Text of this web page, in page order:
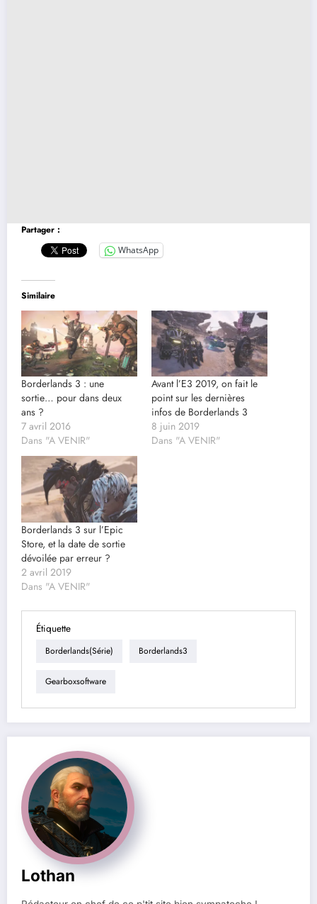
Partager :
WhatsApp
Similaire
Borderlands 3 : une
sortie… pour dans deux
ans ?
7 avril 2016
Dans "A VENIR"
Avant l’E3 2019, on fait le
point sur les dernières
infos de Borderlands 3
8 juin 2019
Dans "A VENIR"
Borderlands 3 sur l’Epic
Store, et la date de sortie
dévoilée par erreur ?
2 avril 2019
Dans "A VENIR"
Étiquette
Borderlands(série) Borderlands3
Gearboxsoftware
Lothan